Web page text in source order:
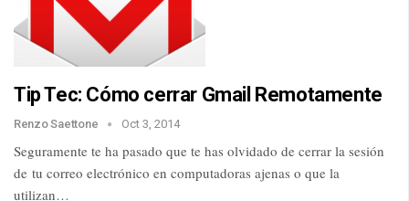
Tip Tec: Cómo cerrar Gmail Remotamente
Renzo Saettone Oct 3, 2014
Seguramente te ha pasado que te has olvidado de cerrar la sesión
de tu correo electrónico en computadoras ajenas o que la
utilizan…